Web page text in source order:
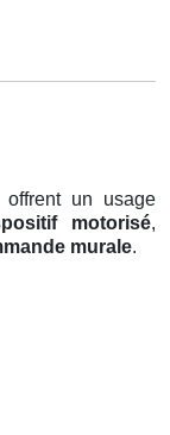
un usage
motorisé,
murale.